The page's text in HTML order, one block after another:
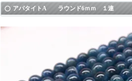
アパタイトA ラウンド6ｍｍ １連